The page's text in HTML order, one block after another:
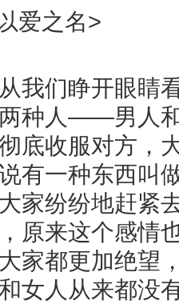
爱之名>
我们睁开眼睛
种人——男人
底收服对方，
有一种东西叫
家纷纷地赶紧
原来这个感情
家都更加绝望
女人从来都没